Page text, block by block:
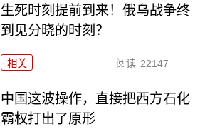
生死时刻提前到来！俄乌战争终
到见分晓的时刻？
相关 阅读 22147
中国这波操作，直接把西方石化
霸权打出了原形